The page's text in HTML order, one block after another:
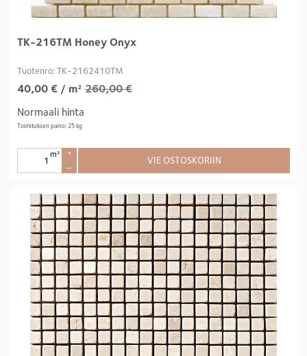
TK-216TM Honey Onyx
Tuotenro: TK-2162410TM
40,00 € / m² 260,00 €
Normaali hinta
Toimituksen paino: 25 kg
m²
+
–
VIE OSTOSKORIIN